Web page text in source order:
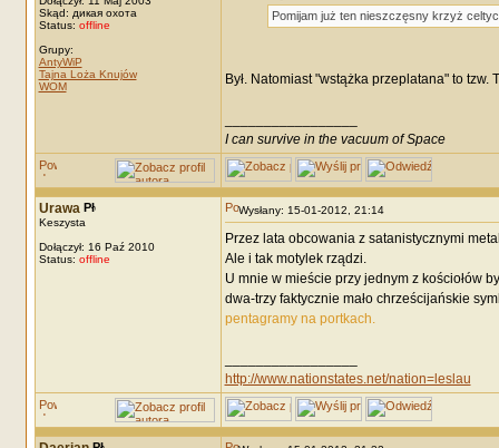
Skąd: дикая охота
Status: offline
Grupy:
AntyWiP
Tajna Loża Knujów
WOM
Pomijam już ten nieszczęsny krzyż
Był. Natomiast "wstążka przeplatana" to
I can survive in the vacuum of Space
Urawa
Keszysta
Dołączył: 16 Paź 2010
Status: offline
Wysłany: 15-01-2012, 21:14
Przez lata obcowania z satanistycznymi
Ale i tak motylek rządzi.
U mnie w mieście przy jednym z kościołów
dwa-trzy faktycznie mało chrześcijańskie
pentagramy na portkach.
http://www.nationstates.net/nation=leslau